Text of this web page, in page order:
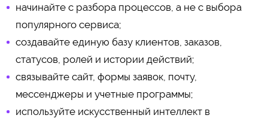
начинайте с разбора процессов, а не с выбора
популярного сервиса;
создавайте единую базу клиентов, заказов,
статусов, ролей и истории действий;
связывайте сайт, формы заявок, почту,
мессенджеры и учетные программы;
используйте искусственный интеллект в